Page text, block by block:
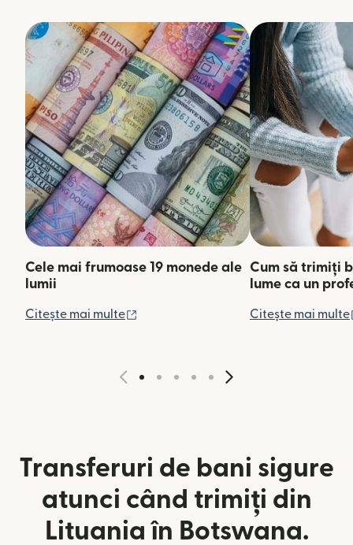
Cele mai frumoase 19 monede ale
lumii
Citește mai multe (se deschide într-o fereastră nouă)
Cum să trimiți
lume ca un
Citește mai multe
Transferuri de bani sigure
atunci când trimiți din
Lituania în Botswana.